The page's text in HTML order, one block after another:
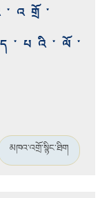
མཁའ་འགྲོ་སྙིང་ཐིག